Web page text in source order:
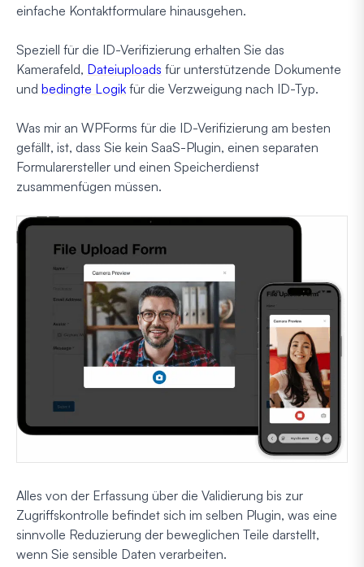
einfache Kontaktformulare hinausgehen.
Speziell für die ID-Verifizierung erhalten Sie das
Kamerafeld, Dateiuploads für unterstützende Dokumente
und bedingte Logik für die Verzweigung nach ID-Typ.
Was mir an WPForms für die ID-Verifizierung am besten
gefällt, ist, dass Sie kein SaaS-Plugin, einen separaten
Formularersteller und einen Speicherdienst
zusammenfügen müssen.
Alles von der Erfassung über die Validierung bis zur
Zugriffskontrolle befindet sich im selben Plugin, was eine
sinnvolle Reduzierung der beweglichen Teile darstellt,
wenn Sie sensible Daten verarbeiten.